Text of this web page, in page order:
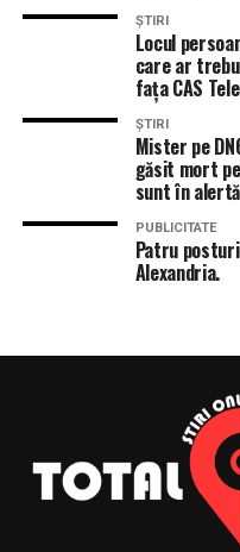
ȘTIRI
Locul
care ar
fața CAS
ȘTIRI
Mister pe
găsit mort
sunt în
PUBLICITATE
Patru
Alexandria.